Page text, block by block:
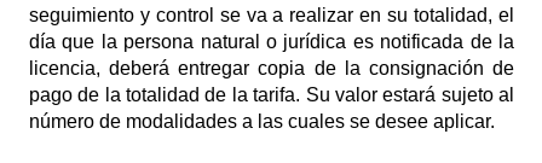
seguimiento y control se va a realizar en su totalidad, el
día que la persona natural o jurídica es notificada de la
licencia, deberá entregar copia de la consignación de
pago de la totalidad de la tarifa. Su valor estará sujeto al
número de modalidades a las cuales se desee aplicar.